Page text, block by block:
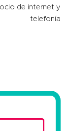
de internet y
telefonía